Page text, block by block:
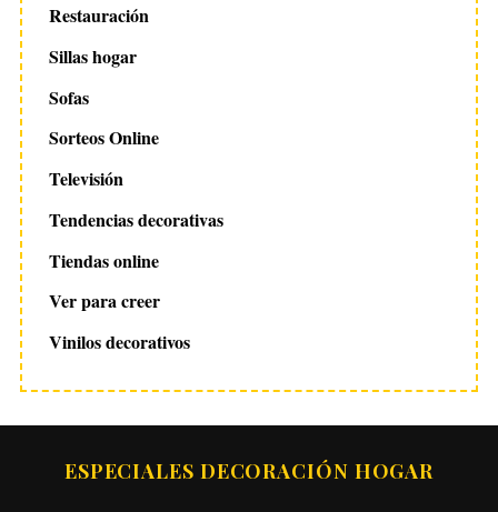
Restauración
Sillas hogar
Sofas
Sorteos Online
Televisión
Tendencias decorativas
Tiendas online
Ver para creer
Vinilos decorativos
ESPECIALES DECORACIÓN HOGAR